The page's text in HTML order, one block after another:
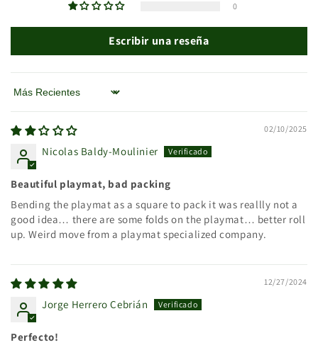
0
Escribir una reseña
Sort by
02/10/2025
Nicolas Baldy-Moulinier
Beautiful playmat, bad packing
Bending the playmat as a square to pack it was reallly not a
good idea… there are some folds on the playmat… better roll
up. Weird move from a playmat specialized company.
12/27/2024
Jorge Herrero Cebrián
Perfecto!